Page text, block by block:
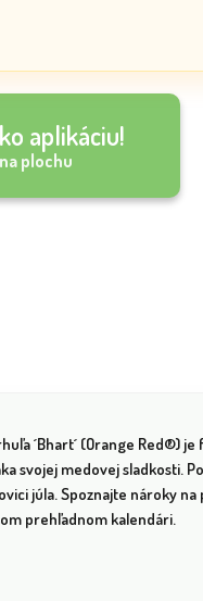
aplikáciu!
plochu
´Bhart´ (Orange Red®)
svojej medovej sladkosti.
júla. Spoznajte nároky
prehľadnom kalendári.